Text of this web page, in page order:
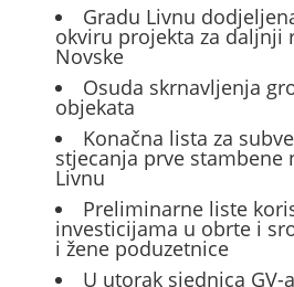
Gradu Livnu
okviru projekta za daljnji
Novske
Osuda skrnavljenja
objekata
Konačna lista za
stjecanja prve stambene
Livnu
Preliminarne liste
investicijama u obrte i
i žene poduzetnice
U utorak sjednica GV-